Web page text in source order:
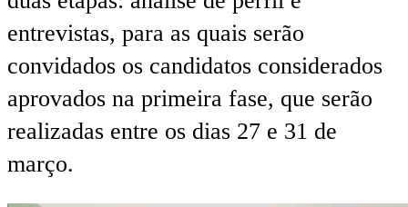
entrevistas, para as quais serão
convidados os candidatos considerados
aprovados na primeira fase, que serão
realizadas entre os dias 27 e 31 de
março.